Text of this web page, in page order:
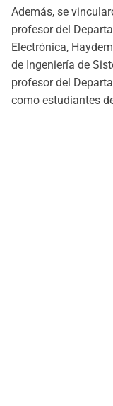
Además, se
profesor del
Electrónica,
de Ingeniería de
profesor del
como estudiantes